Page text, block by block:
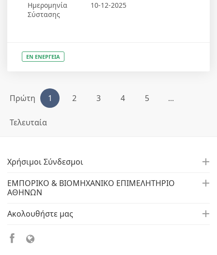
Ημερομηνία
Σύστασης
10-12-2025
ΕΝ ΕΝΕΡΓΕΙΑ
Πρώτη 1 2 3 4 5 ...
Τελευταία
Χρήσιμοι Σύνδεσμοι
ΕΜΠΟΡΙΚΟ & ΒΙΟΜΗΧΑΝΙΚΟ ΕΠΙΜΕΛΗΤΗΡΙΟ
ΑΘΗΝΩΝ
Ακολουθήστε μας